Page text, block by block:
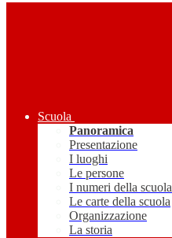
Scuola
Panoramica
Presentazione
I luoghi
Le persone
I numeri della scuola
Le carte della scuola
Organizzazione
La storia